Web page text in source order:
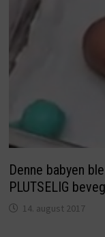
Denne babyen
PLUTSELIG
14. august 2017